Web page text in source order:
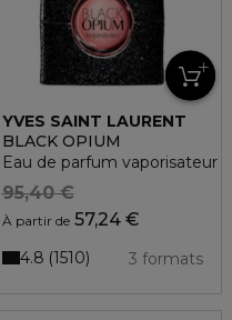
YVES SAINT LAURENT
BLACK OPIUM
Eau de parfum vaporisateur
À partir de57,24 €
95,40 €
3 formats
4.8 1510